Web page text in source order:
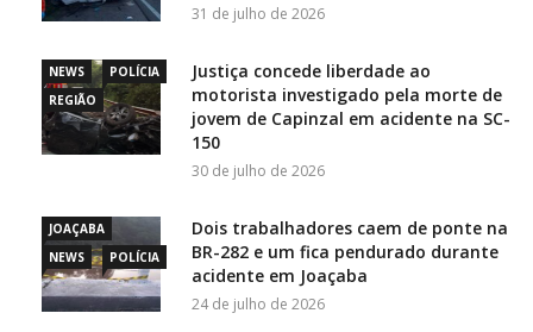
31 de julho de 2026
NEWS
POLÍCIA
REGIÃO
Justiça concede liberdade ao
motorista investigado pela morte de
jovem de Capinzal em acidente na SC-
150
30 de julho de 2026
JOAÇABA
NEWS
POLÍCIA
Dois trabalhadores caem de ponte na
BR-282 e um fica pendurado durante
acidente em Joaçaba
24 de julho de 2026